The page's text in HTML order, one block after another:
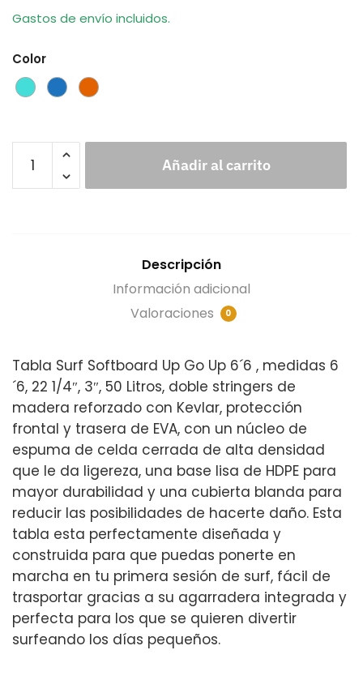
Gastos de envío incluidos.
Color
Añadir al carrito
Descripción
Información adicional
Valoraciones
0
Tabla Surf Softboard Up Go Up 6´6 , medidas 6
´6, 22 1/4″, 3″, 50 Litros, doble stringers de
madera reforzado con Kevlar, protección
frontal y trasera de EVA, con un núcleo de
espuma de celda cerrada de alta densidad
que le da ligereza, una base lisa de HDPE para
mayor durabilidad y una cubierta blanda para
reducir las posibilidades de hacerte daño. Esta
tabla esta perfectamente diseñada y
construida para que puedas ponerte en
marcha en tu primera sesión de surf, fácil de
trasportar gracias a su agarradera integrada y
perfecta para los que se quieren divertir
surfeando los días pequeños.